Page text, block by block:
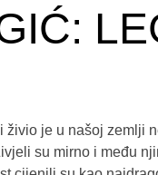
je u našoj zemlji
su mirno i među